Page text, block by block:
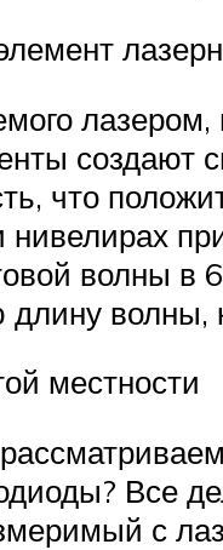
создают
что
волны в
волны,
местности
Все
с